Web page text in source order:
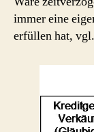
immer eine
erfüllen hat,